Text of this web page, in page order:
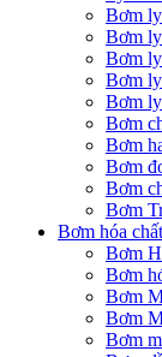
Bơm
Bơm
Bơm
Bơm
Bơm
Bơm
Bơm
Bơm
Bơm
Bơm
Bơm hóa
Bơm
Bơm
Bơm
Bơm
Bơm